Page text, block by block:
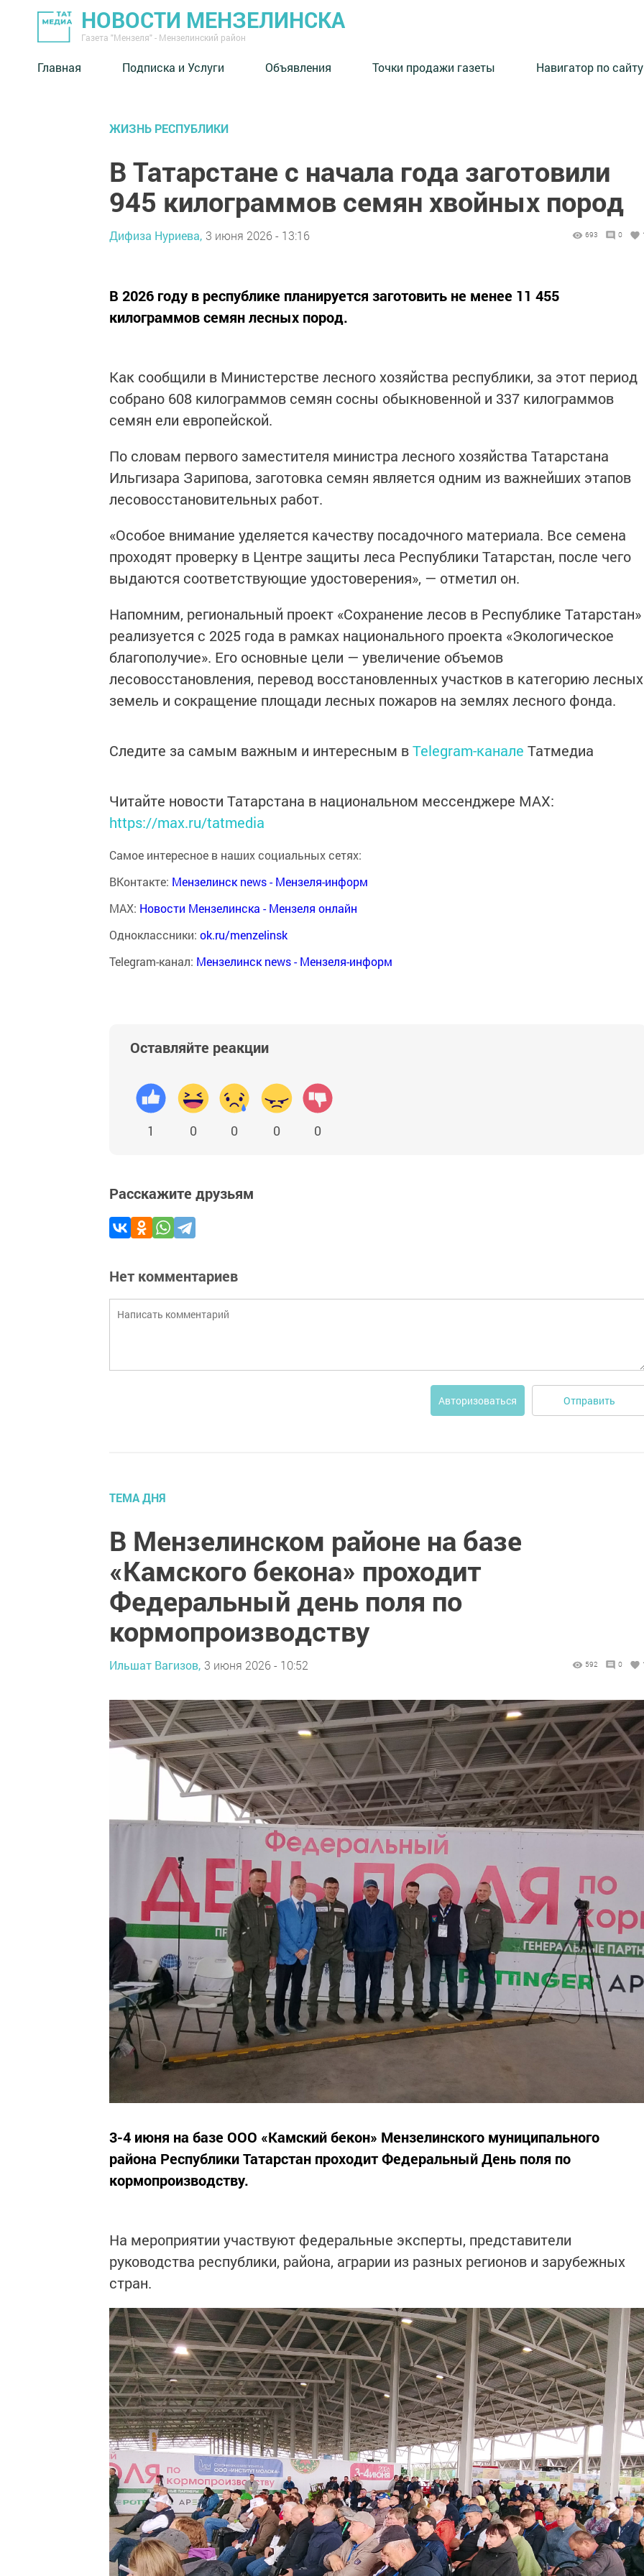
НОВОСТИ МЕНЗЕЛИНСКА
Газета "Мензеля" - Мензелинский район
Главная Подписка и Услуги Объявления Точки продажи газеты Навигатор по сайту
ЖИЗНЬ РЕСПУБЛИКИ
В Татарстане с начала года заготовили
945 килограммов семян хвойных пород
Дифиза Нуриева, 3 июня 2026 - 13:16 693 0
В 2026 году в республике планируется заготовить не менее 11 455
килограммов семян лесных пород.
Как сообщили в Министерстве лесного хозяйства республики, за этот период
собрано 608 килограммов семян сосны обыкновенной и 337 килограммов
семян ели европейской.
По словам первого заместителя министра лесного хозяйства Татарстана
Ильгизара Зарипова, заготовка семян является одним из важнейших этапов
лесовосстановительных работ.
«Особое внимание уделяется качеству посадочного материала. Все семена
проходят проверку в Центре защиты леса Республики Татарстан, после чего
выдаются соответствующие удостоверения», — отметил он.
Напомним, региональный проект «Сохранение лесов в Республике Татарстан»
реализуется с 2025 года в рамках национального проекта «Экологическое
благополучие». Его основные цели — увеличение объемов
лесовосстановления, перевод восстановленных участков в категорию лесных
земель и сокращение площади лесных пожаров на землях лесного фонда.
Следите за самым важным и интересным вTelegram-канале Татмедиа
Читайте новости Татарстана в национальном мессенджере MАХ:
https://max.ru/tatmedia
Самое интересное в наших социальных сетях:
ВКонтакте: Мензелинск news - Мензеля-информ
MAX: Новости Мензелинска - Мензеля онлайн
Одноклассники: ok.ru/menzelinsk
Telegram-канал: Мензелинск news - Мензеля-информ
Оставляйте реакции
1 0 0 0 0
Расскажите друзьям
Нет комментариев
Авторизоваться Отправить
ТЕМА ДНЯ
В Мензелинском районе на базе
«Камского бекона» проходит
Федеральный день поля по
кормопроизводству
Ильшат Вагизов, 3 июня 2026 - 10:52 592 0
3-4 июня на базе ООО «Камский бекон» Мензелинского муниципального
района Республики Татарстан проходит Федеральный День поля по
кормопроизводству.
На мероприятии участвуют федеральные эксперты, представители
руководства республики, района, аграрии из разных регионов и зарубежных
стран.